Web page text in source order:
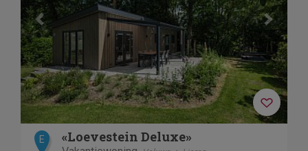
E «Loevestein Deluxe»